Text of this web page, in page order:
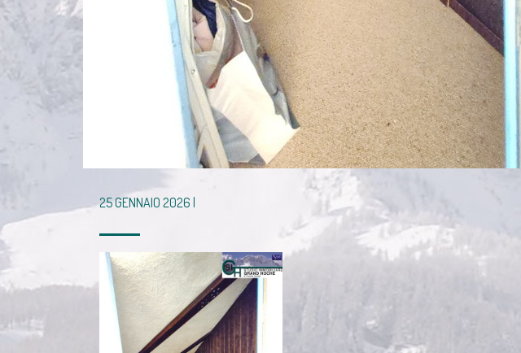
25 GENNAIO 2026 |